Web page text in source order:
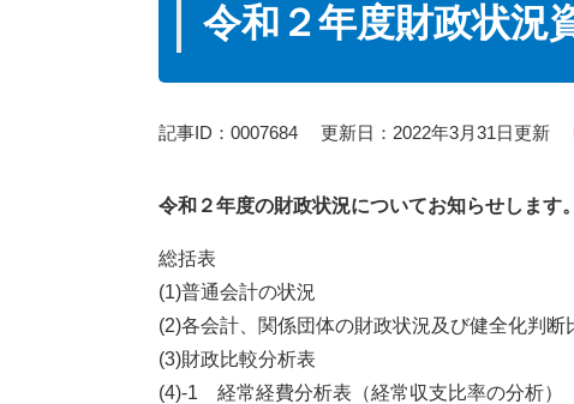
令和２年度財政状況
記事ID：0007684 更新日：2022年3月31日更新
令和２年度の財政状況についてお知らせします。
総括表
(1)普通会計の状況
(2)各会計、関係団体の財政状況及び健全化判断
(3)財政比較分析表
(4)-1 経常経費分析表（経常収支比率の分析）